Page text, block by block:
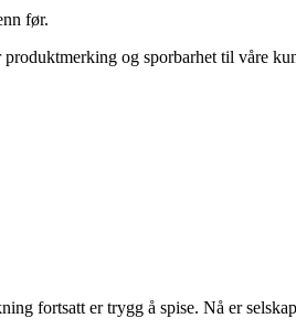
før.
og sporbarhet til våre
fortsatt er trygg å spise. Nå er